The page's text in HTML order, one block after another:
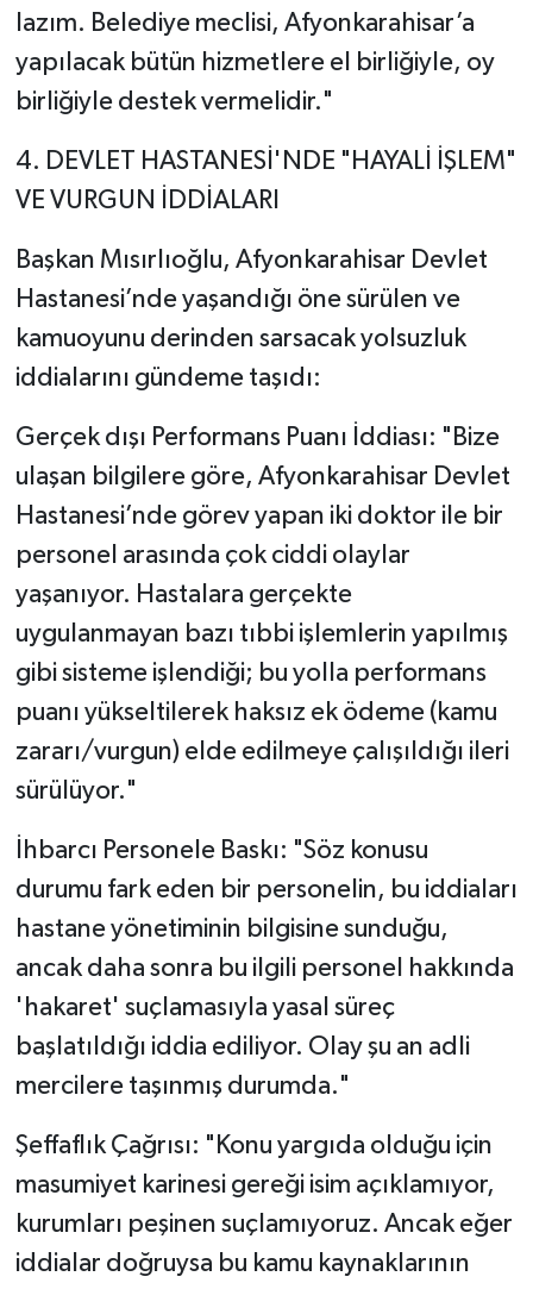
lazım. Belediye meclisi, Afyonkarahisar’a
yapılacak bütün hizmetlere el birliğiyle, oy
birliğiyle destek vermelidir."
​4. DEVLET HASTANESİ'NDE "HAYALİ İŞLEM"
VE VURGUN İDDİALARI
​Başkan Mısırlıoğlu, Afyonkarahisar Devlet
Hastanesi’nde yaşandığı öne sürülen ve
kamuoyunu derinden sarsacak yolsuzluk
iddialarını gündeme taşıdı:
​Gerçek dışı Performans Puanı İddiası: "Bize
ulaşan bilgilere göre, Afyonkarahisar Devlet
Hastanesi’nde görev yapan iki doktor ile bir
personel arasında çok ciddi olaylar
yaşanıyor. Hastalara gerçekte
uygulanmayan bazı tıbbi işlemlerin yapılmış
gibi sisteme işlendiği; bu yolla performans
puanı yükseltilerek haksız ek ödeme (kamu
zararı/vurgun) elde edilmeye çalışıldığı ileri
sürülüyor."
​İhbarcı Personele Baskı: "Söz konusu
durumu fark eden bir personelin, bu iddiaları
hastane yönetiminin bilgisine sunduğu,
ancak daha sonra bu ilgili personel hakkında
'hakaret' suçlamasıyla yasal süreç
başlatıldığı iddia ediliyor. Olay şu an adli
mercilere taşınmış durumda."
​Şeffaflık Çağrısı: "Konu yargıda olduğu için
masumiyet karinesi gereği isim açıklamıyor,
kurumları peşinen suçlamıyoruz. Ancak eğer
iddialar doğruysa bu kamu kaynaklarının